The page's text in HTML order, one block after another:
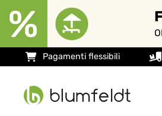
Pagamenti flessibili